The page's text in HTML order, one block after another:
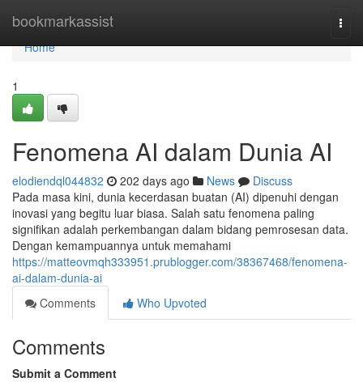
bookmarkassist
Home
Home
1
Fenomena AI dalam Dunia AI
elodiendql044832 202 days ago News
Discuss
Pada masa kini, dunia kecerdasan buatan (AI) dipenuhi dengan
inovasi yang begitu luar biasa. Salah satu fenomena paling
signifikan adalah perkembangan dalam bidang pemrosesan data.
Dengan kemampuannya untuk memahami
https://matteovmqh333951.prublogger.com/38367468/fenomena-
ai-dalam-dunia-ai
Comments
Who Upvoted
Comments
Submit a Comment